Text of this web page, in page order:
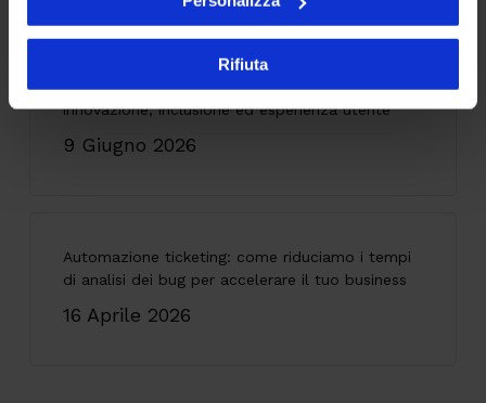
Rifiuta
Accessibilità digitale: il caso SOL Veritas tra
innovazione, inclusione ed esperienza utente
9 Giugno 2026
Automazione ticketing: come riduciamo i tempi
di analisi dei bug per accelerare il tuo business
16 Aprile 2026